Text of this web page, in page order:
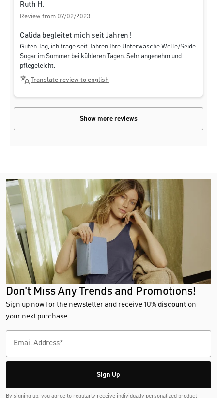
Ruth H.
Review from 07/02/2023
Calida begleitet mich seit Jahren !
Guten Tag, ich trage seit Jahren Ihre Unterwäsche Wolle/Seide.
Sogar im Sommer bei kühleren Tagen. Sehr angenehm und
pflegeleicht.
Translate review to english
Show more reviews
Don't Miss Any Trends and Promotions!
Sign up now for the newsletter and receive10% discount on
your next purchase.
Sign Up
By signing up, you agree to regularly receive individually personalized product